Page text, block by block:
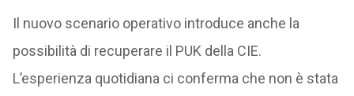
Il nuovo scenario operativo introduce anche la
possibilità di recuperare il PUK della CIE.
L’esperienza quotidiana ci conferma che non è stata